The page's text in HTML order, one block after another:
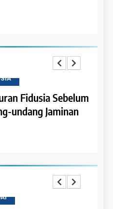
Fidusia Sebelum
undang Jaminan